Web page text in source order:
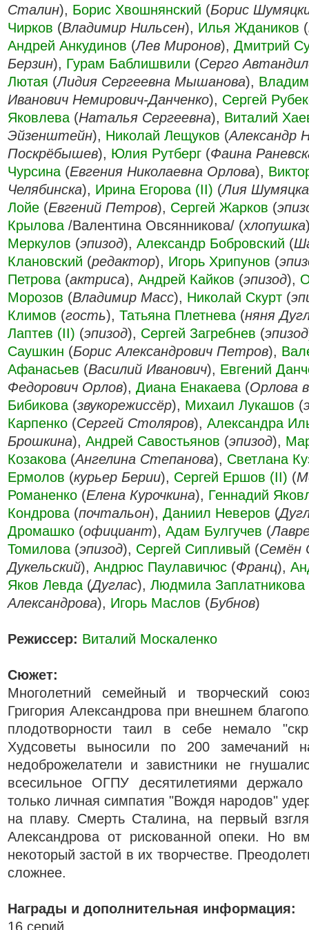
Сталин), Борис Хвошнянский (Борис
Чирков (Владимир Нильсен), Илья Ждаников (
Андрей Анкудинов (Лев Миронов), Дмитрий
Берзин), Гурам Баблишвили (Серго
Лютая (Лидия Сергеевна Мышанова),
Иванович Немирович-Данченко), Сергей
Яковлева (Наталья Сергеевна), Виталий
Эйзенштейн), Николай Лещуков (Александр
Поскрёбышев), Юлия Рутберг (Фаина
Чурсина (Евгения Николаевна Орлова),
Челябинска), Ирина Егорова (II) (Лия
Лойе (Евгений Петров), Сергей Жарков (
Крылова /Валентина Овсянникова/ (хлопушка
Меркулов (эпизод), Александр Бобровский (
Клановский (редактор), Игорь Хрипунов (
Петрова (актриса), Андрей Кайков (эпизод),
Морозов (Владимир Масс), Николай Скурт (
Климов (гость), Татьяна Плетнева (няня
Лаптев (II) (эпизод), Сергей Загребнев (эпизод
Саушкин (Борис Александрович Петров),
Афанасьев (Василий Иванович), Евгений
Федорович Орлов), Диана Енакаева (Орлова
Бибикова (звукорежиссёр), Михаил Лукашов (
Карпенко (Сергей Столяров), Александра
Брошкина), Андрей Савостьянов (эпизод),
Козакова (Ангелина Степанова), Светлана
Ермолов (курьер Берии), Сергей Ершов (II) (
Романенко (Елена Курочкина), Геннадий
Кондрова (почтальон), Даниил Неверов (
Дромашко (официант), Адам Булгучев (
Томилова (эпизод), Сергей Сипливый (Семён
Дукельский), Андрюс Паулавичюс (Франц),
Яков Левда (Дуглас), Людмила Заплатникова
Александрова), Игорь Маслов (Бубнов)
Режиссер: Виталий Москаленко
Сюжет:
Многолетний семейный и творческий
Григория Александрова при внешнем
плодотворности таил в себе немало
Худсоветы выносили по 200 замечаний
недоброжелатели и завистники не
всесильное ОГПУ десятилетиями
только личная симпатия "Вождя народов"
на плаву. Смерть Сталина, на первый
Александрова от рискованной опеки. Но
некоторый застой в их творчестве.
сложнее.
Награды и дополнительная информация:
16 серий